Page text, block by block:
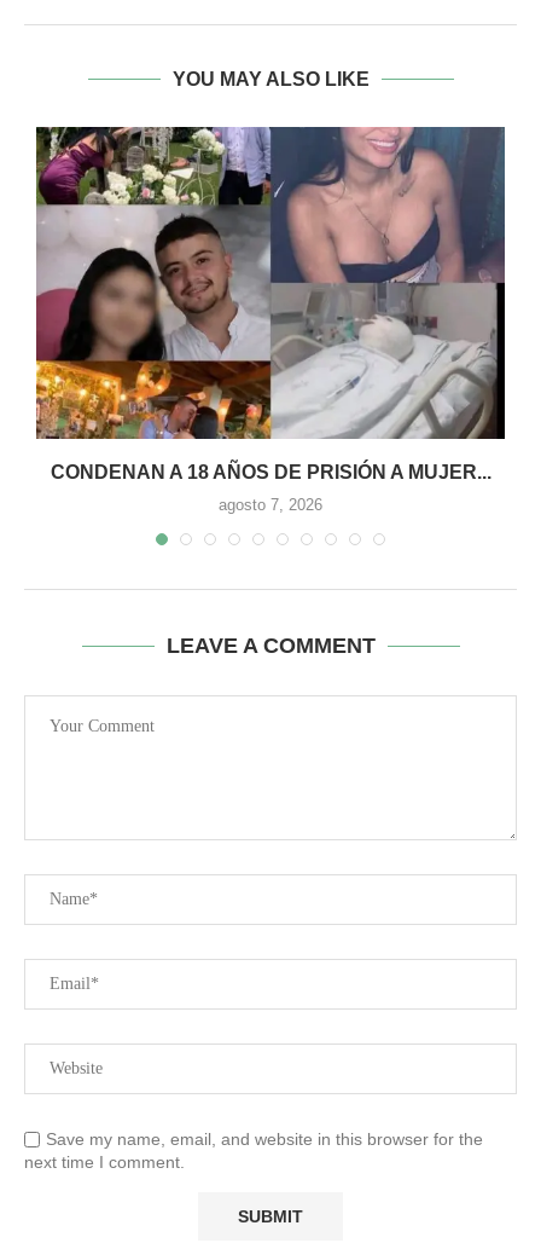
YOU MAY ALSO LIKE
CONDENAN A 18 AÑOS DE PRISIÓN A MUJER...
agosto 7, 2026
LEAVE A COMMENT
Save my name, email, and website in this browser for the
next time I comment.